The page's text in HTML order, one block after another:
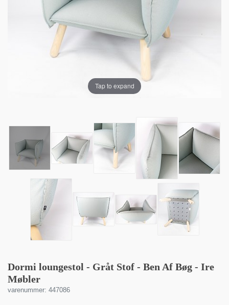
Tap to expand
Dormi loungestol - Gråt Stof - Ben Af Bøg - Ire
Møbler
varenummer: 447086